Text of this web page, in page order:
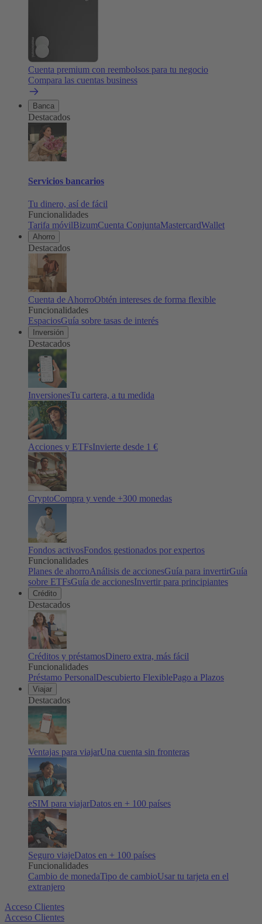
Cuenta premium con reembolsos para tu negocio
Compara las cuentas business
Banca
Destacados
Servicios bancarios
Tu dinero, así de fácil
Funcionalidades
Tarifa móvilBizumCuenta ConjuntaMastercardWallet
Ahorro
Destacados
Cuenta de AhorroObtén intereses de forma flexible
Funcionalidades
EspaciosGuía sobre tasas de interés
Inversión
Destacados
InversionesTu cartera, a tu medida
Acciones y ETFsInvierte desde 1 €
CryptoCompra y vende +300 monedas
Fondos activosFondos gestionados por expertos
Funcionalidades
Planes de ahorroAnálisis de accionesGuía para invertirGuía
sobre ETFsGuía de accionesInvertir para principiantes
Crédito
Destacados
Créditos y préstamosDinero extra, más fácil
Funcionalidades
Préstamo PersonalDescubierto FlexiblePago a Plazos
Viajar
Destacados
Ventajas para viajarUna cuenta sin fronteras
eSIM para viajarDatos en + 100 países
Seguro viajeDatos en + 100 países
Funcionalidades
Cambio de monedaTipo de cambioUsar tu tarjeta en el
extranjero
Acceso Clientes
Acceso Clientes